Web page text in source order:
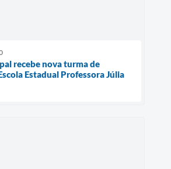
recebe nova turma de
Estadual Professora Júlia